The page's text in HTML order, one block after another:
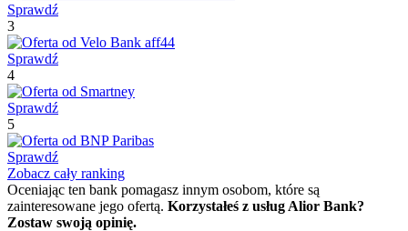
Sprawdź
3
Sprawdź
4
Sprawdź
5
Sprawdź
Zobacz cały ranking
Oceniając ten bank pomagasz innym osobom, które są
zainteresowane jego ofertą. Korzystałeś z usług Alior Bank?
Zostaw swoją opinię.